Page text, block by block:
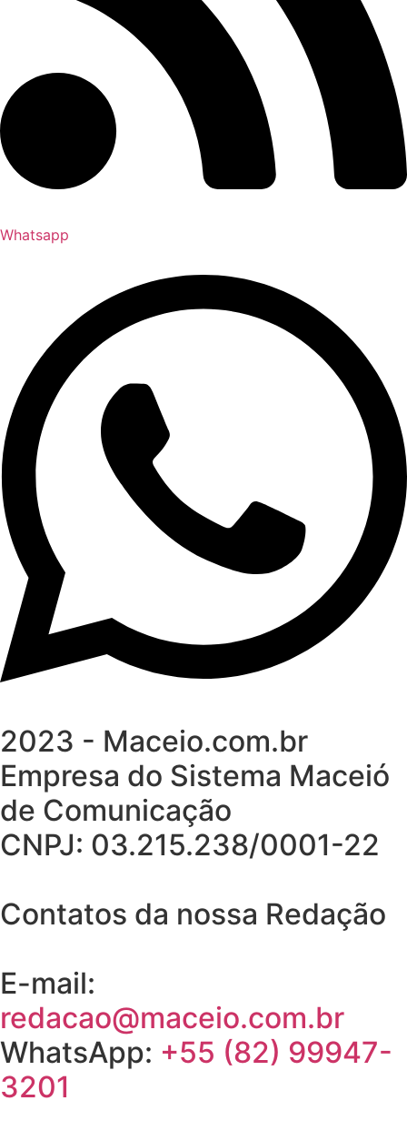
Whatsapp
2023 - Maceio.com.br
Empresa do Sistema Maceió
de Comunicação
CNPJ: 03.215.238/0001-22
Contatos da nossa Redação
E-mail:
redacao@maceio.com.br
WhatsApp: +55 (82) 99947-
3201